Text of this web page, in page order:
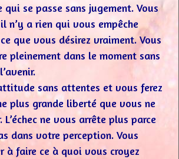
se passe sans jugement. Vous
n’y a rien qui vous empêche
que vous désirez vraiment. Vous
pleinement dans le moment sans
sans attentes et vous ferez
plus grande liberté que vous ne
ne vous arrête plus parce
dans votre perception. Vous
à faire ce à quoi vous croyez